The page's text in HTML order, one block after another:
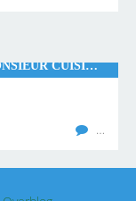
COLLATIONS, WW, THERMOMIX, MONSIEUR CUISINE CONNECT
…